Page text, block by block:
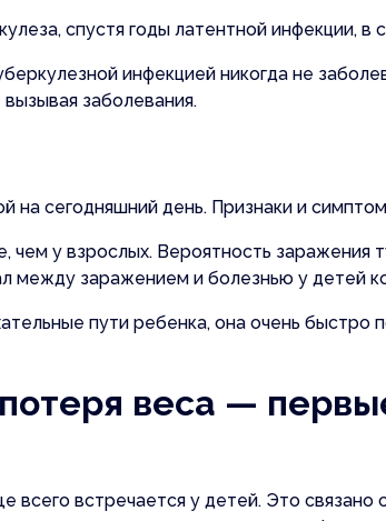
спустя годы латентной инфекции,
инфекцией никогда не
заболевания.
на сегодняшний день. Признаки и
чем у взрослых. Вероятность
между заражением и болезнью у детей
пути ребенка, она очень
веса —
всего встречается у детей. Это